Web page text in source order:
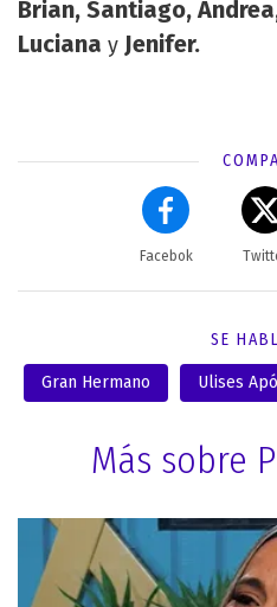
Brian, Santiago,
Luciana y Jenifer.
Facebok
SE
Gran Hermano Ulises
Más sobre